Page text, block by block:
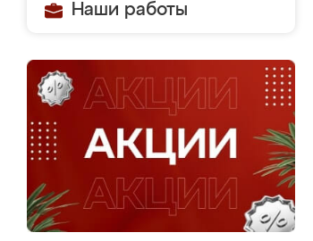
Наши работы